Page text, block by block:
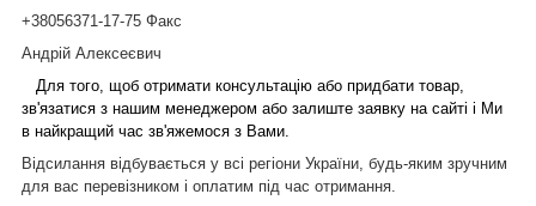
+38056371-17-75 Факс
Андрій Алексеєвич
Для того, щоб отримати консультацію або придбати товар,
зв'язатися з нашим менеджером або залиште заявку на сайті і Ми
в найкращий час зв'яжемося з Вами.
Відсилання відбувається у всі регіони України, будь-яким зручним
для вас перевізником і оплатим під час отримання.